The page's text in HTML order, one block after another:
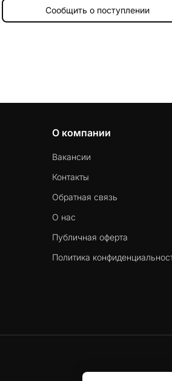
Сообщить о поступлении
О компании
Вакансии
Контакты
Обратная связь
О нас
Публичная оферта
Политика